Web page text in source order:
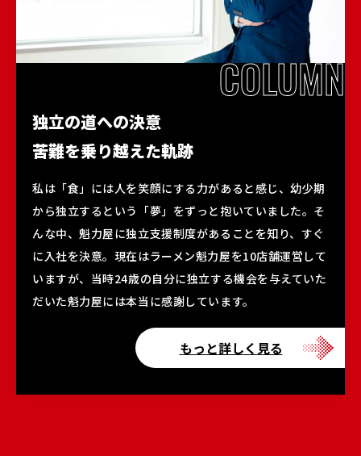
独立の道への決意
苦難を乗り越えた軌跡
私は「食」には人を笑顔にする力があると感じ、幼少期
から独立するという「夢」をずっと抱いていました。そ
んな中、魁力屋に独立支援制度があることを知り、すぐ
に入社を決意。現在はラーメン魁力屋を10店舗運営して
いますが、当時24歳の自分に独立する機会を与えていた
だいた魁力屋には本当に感謝しています。
もっと詳しく見る